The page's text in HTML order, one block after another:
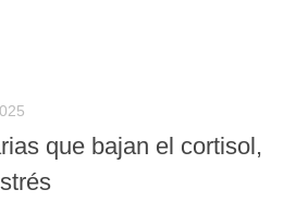
que bajan el cortisol,